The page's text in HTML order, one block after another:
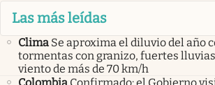
Las más leídas
Clima Se aproxima el diluvio del año
tormentas con granizo, fuertes lluvias
viento de más de 70 km/h